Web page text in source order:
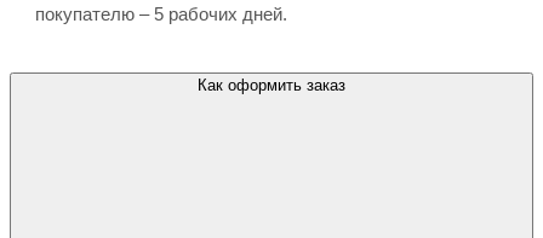
покупателю – 5 рабочих дней.
Как оформить заказ